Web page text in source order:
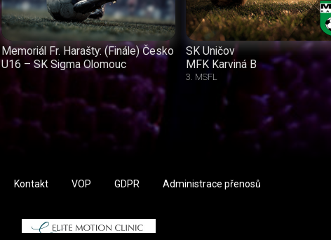
Memoriál Fr. Harašty: (Finále) Česko
U16 – SK Sigma Olomouc
SK Uničov
MFK Karviná B
3. MSFL
Kontakt VOP GDPR Administrace přenosů